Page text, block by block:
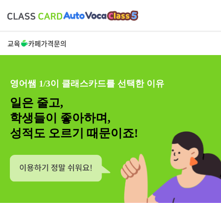
교육 카페가격문의
영어쌤 1/3이 클래스카드를 선택한 이유
일은 줄고,
학생들이 좋아하며,
성적도 오르기 때문이죠!